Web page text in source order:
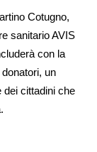
Cotugno,
sanitario AVIS
con la
un
dei cittadini che